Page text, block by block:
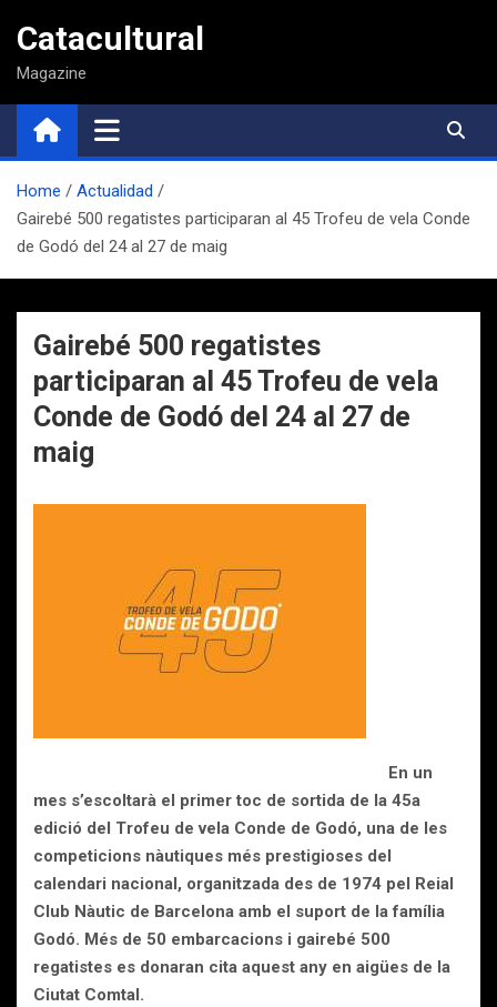
contenido
Catacultural
Magazine
Home
Actualidad
Gairebé 500 regatistes participaran al 45 Trofeu de vela Conde
de Godó del 24 al 27 de maig
Gairebé 500 regatistes
participaran al 45 Trofeu de vela
Conde de Godó del 24 al 27 de
maig
En un
mes s’escoltarà el primer toc de sortida de la 45a
edició del Trofeu de vela Conde de Godó, una de les
competicions nàutiques més prestigioses del
calendari nacional, organitzada des de 1974 pel Reial
Club Nàutic de Barcelona amb el suport de la família
Godó. Més de 50 embarcacions i gairebé 500
regatistes es donaran cita aquest any en aigües de la
Ciutat Comtal.